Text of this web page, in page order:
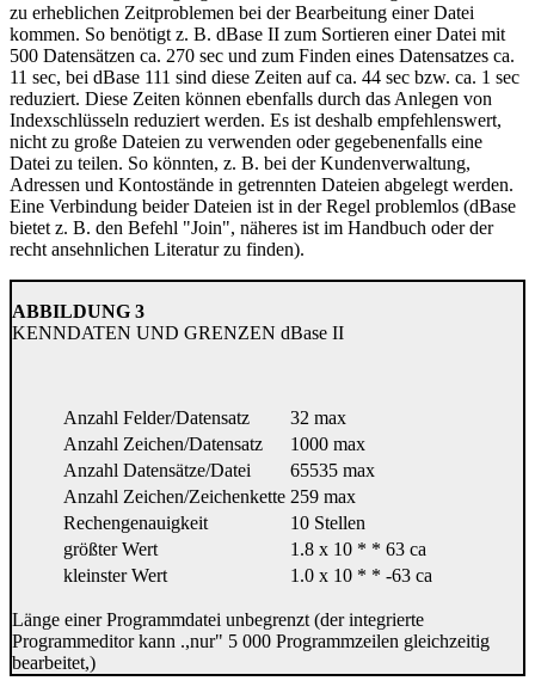
zu erheblichen Zeitproblemen bei der Bearbeitung einer Datei
kommen. So benötigt z. B. dBase II zum Sortieren einer Datei mit
500 Datensätzen ca. 270 sec und zum Finden eines Datensatzes ca.
11 sec, bei dBase 111 sind diese Zeiten auf ca. 44 sec bzw. ca. 1 sec
reduziert. Diese Zeiten können ebenfalls durch das Anlegen von
Indexschlüsseln reduziert werden. Es ist deshalb empfehlenswert,
nicht zu große Dateien zu verwenden oder gegebenenfalls eine
Datei zu teilen. So könnten, z. B. bei der Kundenverwaltung,
Adressen und Kontostände in getrennten Dateien abgelegt werden.
Eine Verbindung beider Dateien ist in der Regel problemlos (dBase
bietet z. B. den Befehl "Join", näheres ist im Handbuch oder der
recht ansehnlichen Literatur zu finden).
ABBILDUNG 3
KENNDATEN UND GRENZEN dBase II
Anzahl Felder/Datensatz
32 max
Anzahl Zeichen/Datensatz
1000 max
Anzahl Datensätze/Datei
65535 max
Anzahl Zeichen/Zeichenkette 259 max
Rechengenauigkeit
10 Stellen
größter Wert
1.8 x 10 * * 63 ca
kleinster Wert
1.0 x 10 * * -63 ca
Länge einer Programmdatei unbegrenzt (der integrierte
Programmeditor kann .,nur" 5 000 Programmzeilen gleichzeitig
bearbeitet,)